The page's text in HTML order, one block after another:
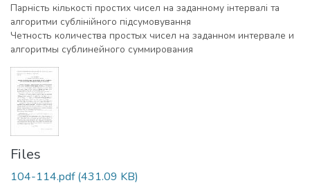
Парність кількості простих чисел на заданному інтервалі та
алгоритми сублінійного підсумовування
Четность количества простых чисел на заданном интервале и
алгоритмы сублинейного суммирования
Files
104-114.pdf(431.09 KB)